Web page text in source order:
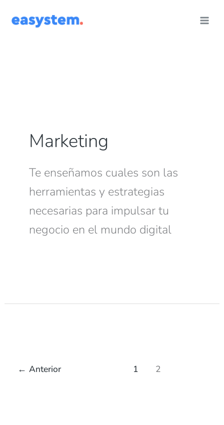
Marketing
Te enseñamos cuales son las
herramientas y estrategias
necesarias para impulsar tu
negocio en el mundo digital
← Anterior 1 2